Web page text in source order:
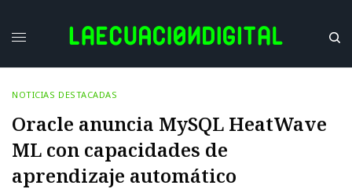
NOTICIAS DESTACADAS
Oracle anuncia MySQL HeatWave
ML con capacidades de
aprendizaje automático